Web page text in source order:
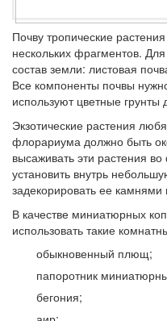
Почву тропические
нескольких фрагментов.
состав земли: листовая
Все компоненты почвы
используют цветные грунты
Экзотические растения
флорариума должно быть
высаживать эти растения
установить внутрь
задекорировать ее
В качестве миниатюрных
использовать такие
обыкновенный плющ;
папоротник
бегония;